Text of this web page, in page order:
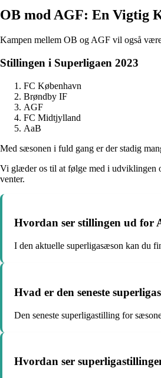
OB mod AGF: En Vigtig
Kampen mellem OB og AGF vil også
Stillingen i Superligaen 2023
FC København
Brøndby IF
AGF
FC Midtjylland
AaB
Med sæsonen i fuld gang er der stadig
Vi glæder os til at følge med i udviklingen
venter.
Hvordan ser stillingen ud for
I den aktuelle superligasæson kan du
Hvad er den seneste
Den seneste superligastilling for
Hvordan ser